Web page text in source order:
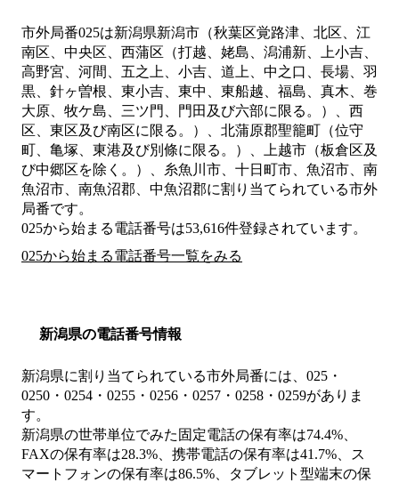
市外局番025は新潟県新潟市（秋葉区覚路津、北区、江
南区、中央区、西蒲区（打越、姥島、潟浦新、上小吉、
高野宮、河間、五之上、小吉、道上、中之口、長場、羽
黒、針ヶ曽根、東小吉、東中、東船越、福島、真木、巻
大原、牧ケ島、三ツ門、門田及び六部に限る。）、西
区、東区及び南区に限る。）、北蒲原郡聖籠町（位守
町、亀塚、東港及び別條に限る。）、上越市（板倉区及
び中郷区を除く。）、糸魚川市、十日町市、魚沼市、南
魚沼市、南魚沼郡、中魚沼郡に割り当てられている市外
局番です。
025から始まる電話番号は53,616件登録されています。
025から始まる電話番号一覧をみる
新潟県の電話番号情報
新潟県に割り当てられている市外局番には、025・
0250・0254・0255・0256・0257・0258・0259がありま
す。
新潟県の世帯単位でみた固定電話の保有率は74.4%、
FAXの保有率は28.3%、携帯電話の保有率は41.7%、ス
マートフォンの保有率は86.5%、タブレット型端末の保